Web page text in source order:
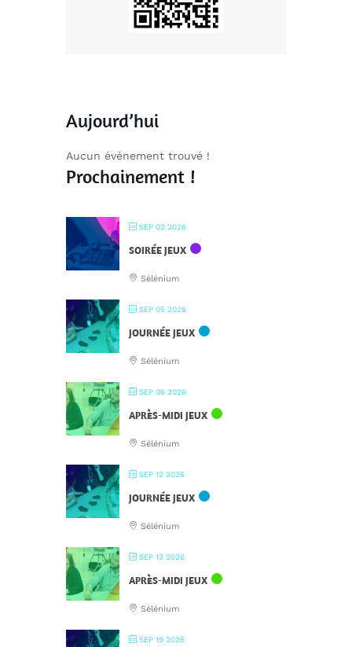
Aujourd’hui
Aucun événement trouvé !
Prochainement !
SEP 02 2026
SOIRÉE JEUX
Sélénium
SEP 05 2026
JOURNÉE JEUX
Sélénium
SEP 06 2026
APRÈS-MIDI JEUX
Sélénium
SEP 12 2026
JOURNÉE JEUX
Sélénium
SEP 13 2026
APRÈS-MIDI JEUX
Sélénium
SEP 19 2026